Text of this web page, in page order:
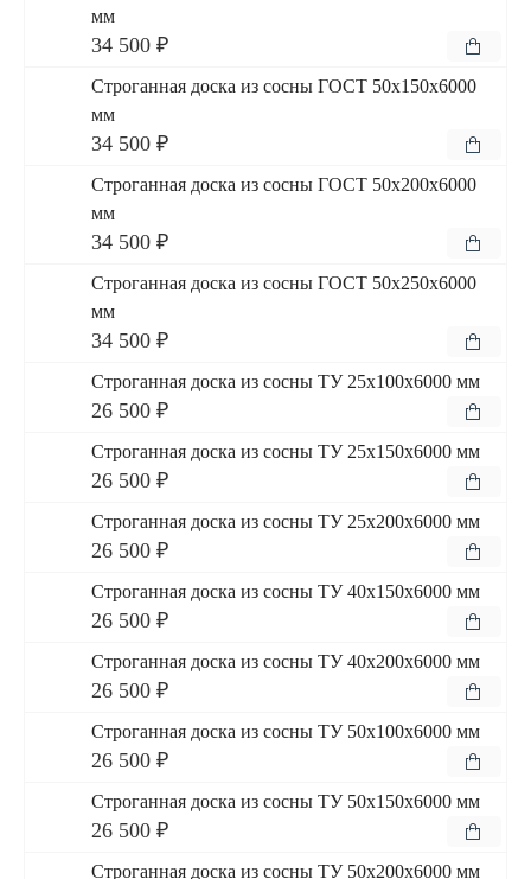
мм
34 500 ₽
Строганная доска из сосны ГОСТ 50x150x6000
мм
34 500 ₽
Строганная доска из сосны ГОСТ 50x200x6000
мм
34 500 ₽
Строганная доска из сосны ГОСТ 50x250x6000
мм
34 500 ₽
Строганная доска из сосны ТУ 25x100x6000 мм
26 500 ₽
Строганная доска из сосны ТУ 25x150x6000 мм
26 500 ₽
Строганная доска из сосны ТУ 25x200x6000 мм
26 500 ₽
Строганная доска из сосны ТУ 40x150x6000 мм
26 500 ₽
Строганная доска из сосны ТУ 40x200x6000 мм
26 500 ₽
Строганная доска из сосны ТУ 50x100x6000 мм
26 500 ₽
Строганная доска из сосны ТУ 50x150x6000 мм
26 500 ₽
Строганная доска из сосны ТУ 50x200x6000 мм